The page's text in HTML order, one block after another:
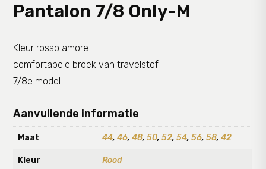
Pantalon 7/8 Only-M
Kleur rosso amore
comfortabele broek van travelstof
7/8e model
Aanvullende informatie
Maat 44,46,48,50,52,54,56,58,42
Kleur Rood